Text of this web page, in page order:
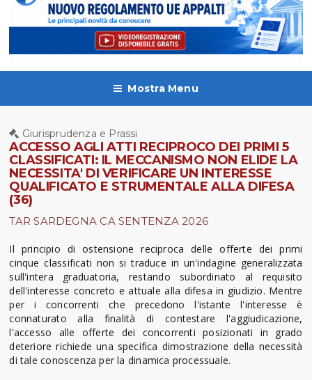
Mostra Menu
Giurisprudenza e Prassi
ACCESSO AGLI ATTI RECIPROCO DEI PRIMI 5
CLASSIFICATI: IL MECCANISMO NON ELIDE LA
NECESSITA' DI VERIFICARE UN INTERESSE
QUALIFICATO E STRUMENTALE ALLA DIFESA
(36)
TAR SARDEGNA CA SENTENZA 2026
Il principio di ostensione reciproca delle offerte dei primi
cinque classificati non si traduce in un'indagine generalizzata
sull'intera graduatoria, restando subordinato al requisito
dell'interesse concreto e attuale alla difesa in giudizio. Mentre
per i concorrenti che precedono l'istante l'interesse è
connaturato alla finalità di contestare l'aggiudicazione,
l'accesso alle offerte dei concorrenti posizionati in grado
deteriore richiede una specifica dimostrazione della necessità
di tale conoscenza per la dinamica processuale.